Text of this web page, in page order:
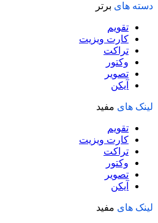
دسته های برتر
تقویم
کارت ویزیت
تراکت
وکتور
تصویر
آیکن
لینک های مفید
تقویم
کارت ویزیت
تراکت
وکتور
تصویر
آیکن
لینک های مفید